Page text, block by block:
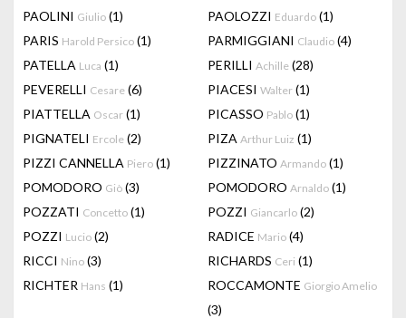
PAOLINI Giulio (1) PAOLOZZI Eduardo (1)
PARIS Harold Persico (1) PARMIGGIANI Claudio (4)
PATELLA Luca (1) PERILLI Achille (28)
PEVERELLI Cesare (6) PIACESI Walter (1)
PIATTELLA Oscar (1) PICASSO Pablo (1)
PIGNATELI Ercole (2) PIZA Arthur Luiz (1)
PIZZI CANNELLA Piero (1) PIZZINATO Armando (1)
POMODORO Giò (3) POMODORO Arnaldo (1)
POZZATI Concetto (1) POZZI Giancarlo (2)
POZZI Lucio (2) RADICE Mario (4)
RICCI Nino (3) RICHARDS Ceri (1)
RICHTER Hans (1) ROCCAMONTE Giorgio Amelio
(3)